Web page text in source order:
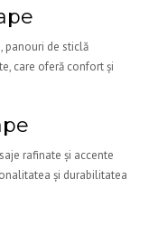
panouri de sticlă
care oferă confort și
rafinate și accente
și durabilitatea